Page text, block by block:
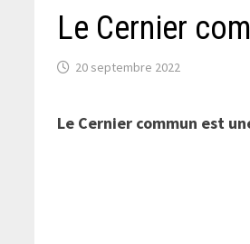
Le Cernier
20 septembre 2022
Le Cernier commun est